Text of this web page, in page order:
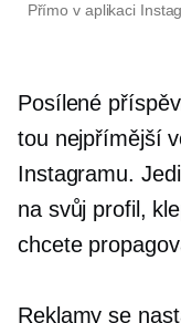
Přímo v aplikaci
Posílené
tou nejpřímější
Instagramu.
na svůj profil,
chcete
Reklamy se